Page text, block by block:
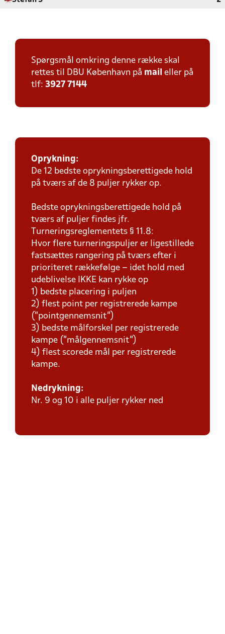
Spørgsmål omkring denne række skal
rettes til DBU København på mail eller på
tlf: 3927 7144
Oprykning:
De 12 bedste oprykningsberettigede hold
på tværs af de 8 puljer rykker op.
Bedste oprykningsberettigede hold på
tværs af puljer findes jfr.
Turneringsreglementets § 11.8:
Hvor flere turneringspuljer er ligestillede
fastsættes rangering på tværs efter i
prioriteret rækkefølge – idet hold med
udeblivelse IKKE kan rykke op
1) bedste placering i puljen
2) flest point per registrerede kampe
(”pointgennemsnit”)
3) bedste målforskel per registrerede
kampe (”målgennemsnit”)
4) flest scorede mål per registrerede
kampe.
Nedrykning:
Nr. 9 og 10 i alle puljer rykker ned